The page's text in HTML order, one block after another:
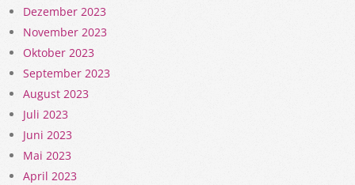
Dezember 2023
November 2023
Oktober 2023
September 2023
August 2023
Juli 2023
Juni 2023
Mai 2023
April 2023